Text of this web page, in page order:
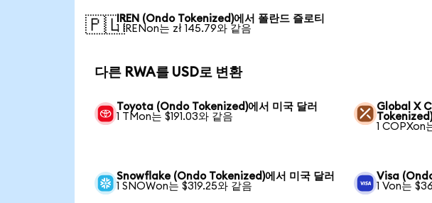
🇵🇱IREN (Ondo Tokenized)에서 폴란드 즐로티
1 IRENon는 zł 145.79와 같음
다른 RWA를 USD로 변환
Toyota (Ondo Tokenized)에서 미국 달러
1 TMon는 $191.03와 같음
Global X
1 COPXon
Snowflake (Ondo Tokenized)에서 미국 달러
1 SNOWon는 $319.25와 같음
Visa
1 Von는